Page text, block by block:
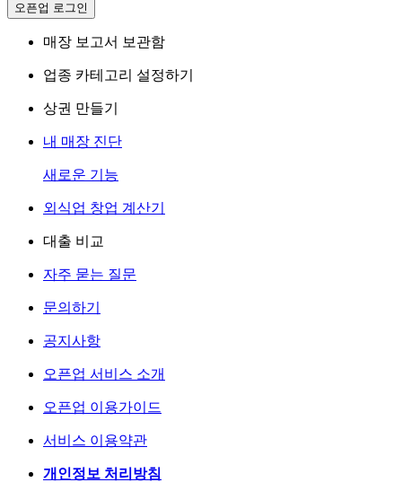
오픈업 로그인
매장 보고서 보관함
업종 카테고리 설정하기
상권 만들기
내 매장 진단
새로운 기능
외식업 창업 계산기
대출 비교
자주 묻는 질문
문의하기
공지사항
오픈업 서비스 소개
오픈업 이용가이드
서비스 이용약관
개인정보 처리방침